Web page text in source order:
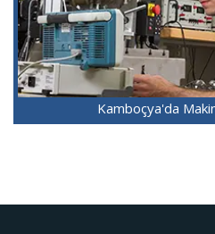
Kamboçya'da